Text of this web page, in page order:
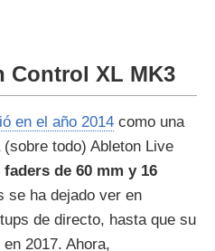
Control XL MK3
en el año 2014 como una
todo) Ableton Live
de 60 mm y 16
se ha dejado ver en
de directo, hasta que su
2017. Ahora,